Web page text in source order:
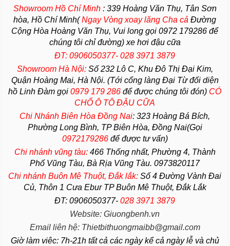
Showroom Hồ Chí Minh:339 Hoàng Văn Thụ, Tân Sơn
hòa, Hồ Chí Minh(Ngay Vòng xoay lăng Cha cả Đường
Cộng Hòa Hoàng Văn Thụ, Vui long gọi 0972 179286 để
chúng tôi chỉ đường) xe hơi đậu cữa
ĐT: 0906050377- 028 3971 3879
Showroom Hà Nội:Số 232 Lô C, Khu Đô Thị Đại Kim,
Quận Hoàng Mai, Hà Nội. (Tới cổng làng Đại Từ đối diện
hồ Linh Đàm gọi0979 179 286 để được chúng tôi đón) CÓ
CHỔ Ô TÔ ĐẬU CỮA
Chi Nhánh Biên Hòa Đồng Nai: 323 Hoàng Bá Bích,
Phường Long Bình, TP Biên Hòa, Đồng Nai(Gọi
0972179286để được tư vấn)
Chi nhánh vũng tàu:466 Thống nhất, Phường4, Thành
Phố Vũng Tàu, Bà Rịa Vũng Tàu. 0973820117
Chi nhánh Buôn Mê Thuột, Đắk lắk:Số 4 Đường Vành Đai
Củ, Thôn 1 Cưa Ebur TP Buôn Mê Thuột, Đắk Lắk
ĐT: 0906050377-028 3971 3879
Website: Giuongbenh.vn
Email liên hệ: Thietbithuongmaibb@gmail.com
Giờ làm viêc: 7h-21h tất cả các ngày kể cả ngày lễ và chủ